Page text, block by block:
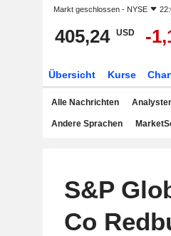
Markt geschlossen - NYSE
405,24 USD -
Übersicht Kurse
Alle Nachrichten
Andere Sprachen
S&P
Co